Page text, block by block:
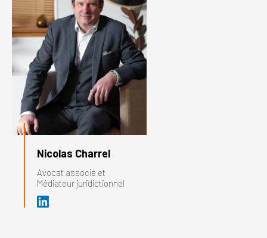
Nicolas Charrel
Avocat associé et
Médiateur juridictionnel